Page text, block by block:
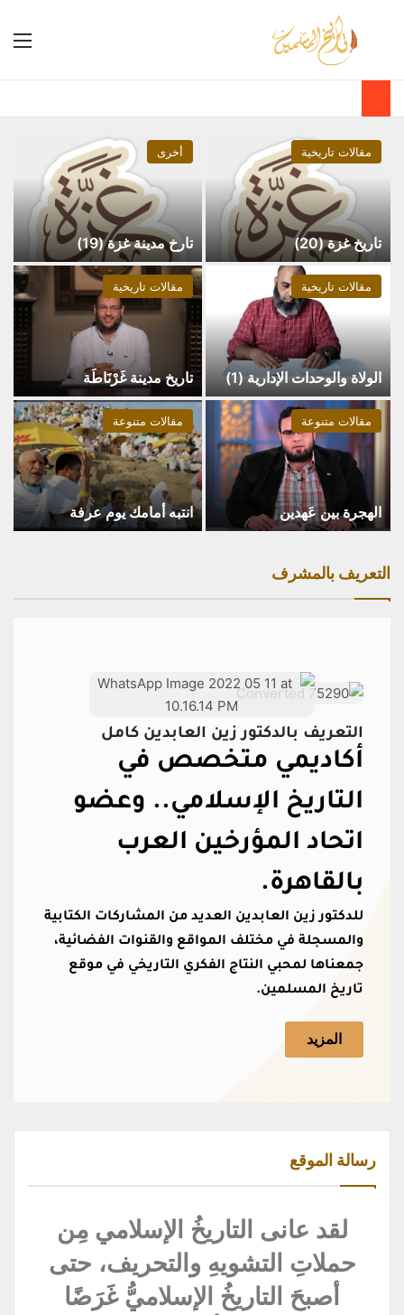
مقالات تاريخية
تاريخ غزة (20)
أخرى
تارخ مدينة غزة (19)
مقالات تاريخية
الولاة والوحدات الإدارية (1)
مقالات تاريخية
تاريخ مدينة غَرْنَاطَة
مقالات متنوعة
الهجرة بين عَهدين
مقالات متنوعة
انتبه أمامك يوم عرفة
التعريف بالمشرف
التعريف بالدكتور زين العابدين كامل
أكاديمي متخصص في
التاريخ الإسلامي.. وعضو
اتحاد المؤرخين العرب
بالقاهرة.
للدكتور زين العابدين العديد من المشاركات الكتابية
والمسجلة في مختلف المواقع والقنوات الفضائية،
جمعناها لمحبي النتاج الفكري التاريخي في موقع
تاريخ المسلمين.
المزيد
رسالة الموقع
لقد عانى التاريخُ الإسلامي مِن
حملاتِ التشويهِ والتحريف، حتى
أصبحَ التاريخُ الإسلاميُّ غَرَضًا